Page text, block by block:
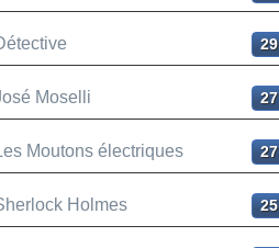
29
Moselli 27
Moutons électriques 27
Holmes 25